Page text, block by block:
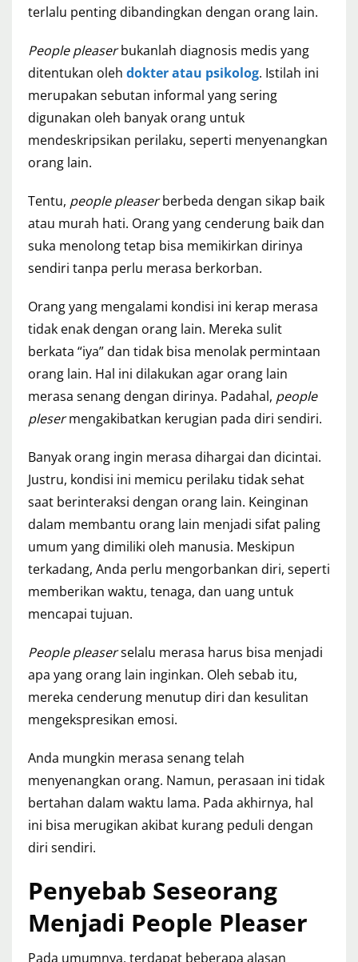
terlalu penting dibandingkan dengan orang lain.
People pleaserbukanlah diagnosis medis yang
ditentukan oleh dokter atau psikolog. Istilah ini
merupakan sebutan informal yang sering
digunakan oleh banyak orang untuk
mendeskripsikan perilaku, seperti menyenangkan
orang lain.
Tentu, people pleaserberbeda dengan sikap baik
atau murah hati. Orang yang cenderung baik dan
suka menolong tetap bisa memikirkan dirinya
sendiri tanpa perlu merasa berkorban.
Orang yang mengalami kondisi ini kerap merasa
tidak enak dengan orang lain. Mereka sulit
berkata “iya” dan tidak bisa menolak permintaan
orang lain. Hal ini dilakukan agar orang lain
merasa senang dengan dirinya. Padahal, people
plesermengakibatkan kerugian pada diri sendiri.
Banyak orang ingin merasa dihargai dan dicintai.
Justru, kondisi ini memicu perilaku tidak sehat
saat berinteraksi dengan orang lain. Keinginan
dalam membantu orang lain menjadi sifat paling
umum yang dimiliki oleh manusia. Meskipun
terkadang, Anda perlu mengorbankan diri, seperti
memberikan waktu, tenaga, dan uang untuk
mencapai tujuan.
People pleaserselalu merasa harus bisa menjadi
apa yang orang lain inginkan. Oleh sebab itu,
mereka cenderung menutup diri dan kesulitan
mengekspresikan emosi.
Anda mungkin merasa senang telah
menyenangkan orang. Namun, perasaan ini tidak
bertahan dalam waktu lama. Pada akhirnya, hal
ini bisa merugikan akibat kurang peduli dengan
diri sendiri.
Penyebab Seseorang
Menjadi People Pleaser
Pada umumnya, terdapat beberapa alasan